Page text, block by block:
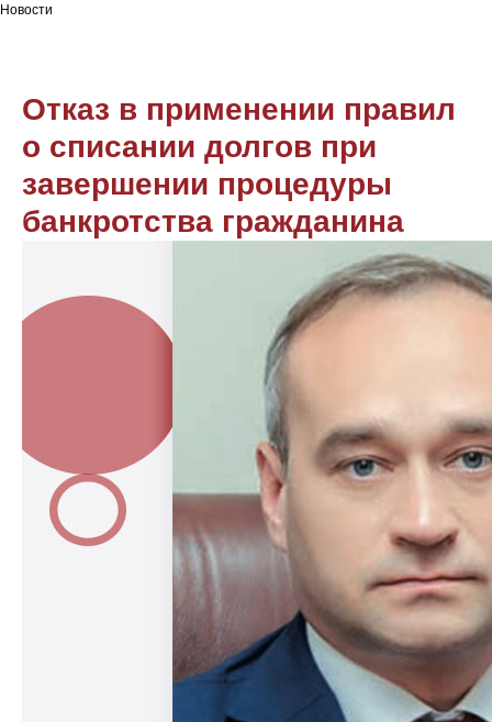
Новости
Отказ в применении правил
о списании долгов при
завершении процедуры
банкротства гражданина